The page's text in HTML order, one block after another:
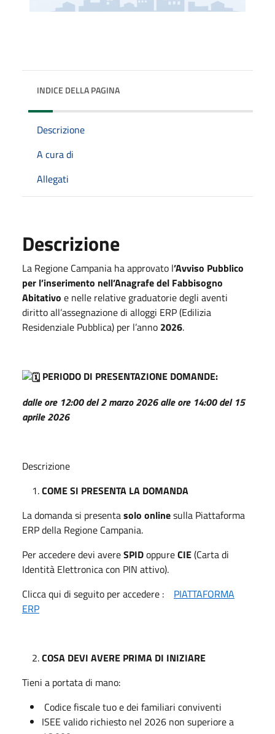
INDICE DELLA PAGINA
Descrizione
A cura di
Allegati
Descrizione
La Regione Campania ha approvato l’Avviso Pubblico
per l’inserimento nell’Anagrafe del Fabbisogno
Abitativo e nelle relative graduatorie degli aventi
diritto all’assegnazione di alloggi ERP (Edilizia
Residenziale Pubblica) per l’anno 2026.
PERIODO DI PRESENTAZIONE DOMANDE:
dalle ore 12:00 del 2 marzo 2026 alle ore 14:00 del 15
aprile 2026
Descrizione
COME SI PRESENTA LA DOMANDA
La domanda si presentasolo onlinesulla Piattaforma
ERP della Regione Campania.
Per accedere devi avereSPIDoppureCIE(Carta di
Identità Elettronica con PIN attivo).
Clicca qui di seguito per accedere : PIATTAFORMA
ERP
COSA DEVI AVERE PRIMA DI INIZIARE
Tieni a portata di mano:
Codice fiscale tuo e dei familiari conviventi
ISEE valido richiesto nel 2026 non superiore a